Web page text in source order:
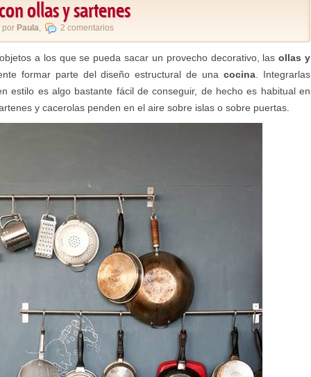
ollas y sartenes
por Paula, 2 comentarios
a los que se pueda sacar un provecho decorativo, lasollas y
formar parte del diseño estructural de unacocina . Integrarlas
estilo es algo bastante fácil de conseguir, de hecho es habitual en
y cacerolas penden en el aire sobre islas o sobre puertas.